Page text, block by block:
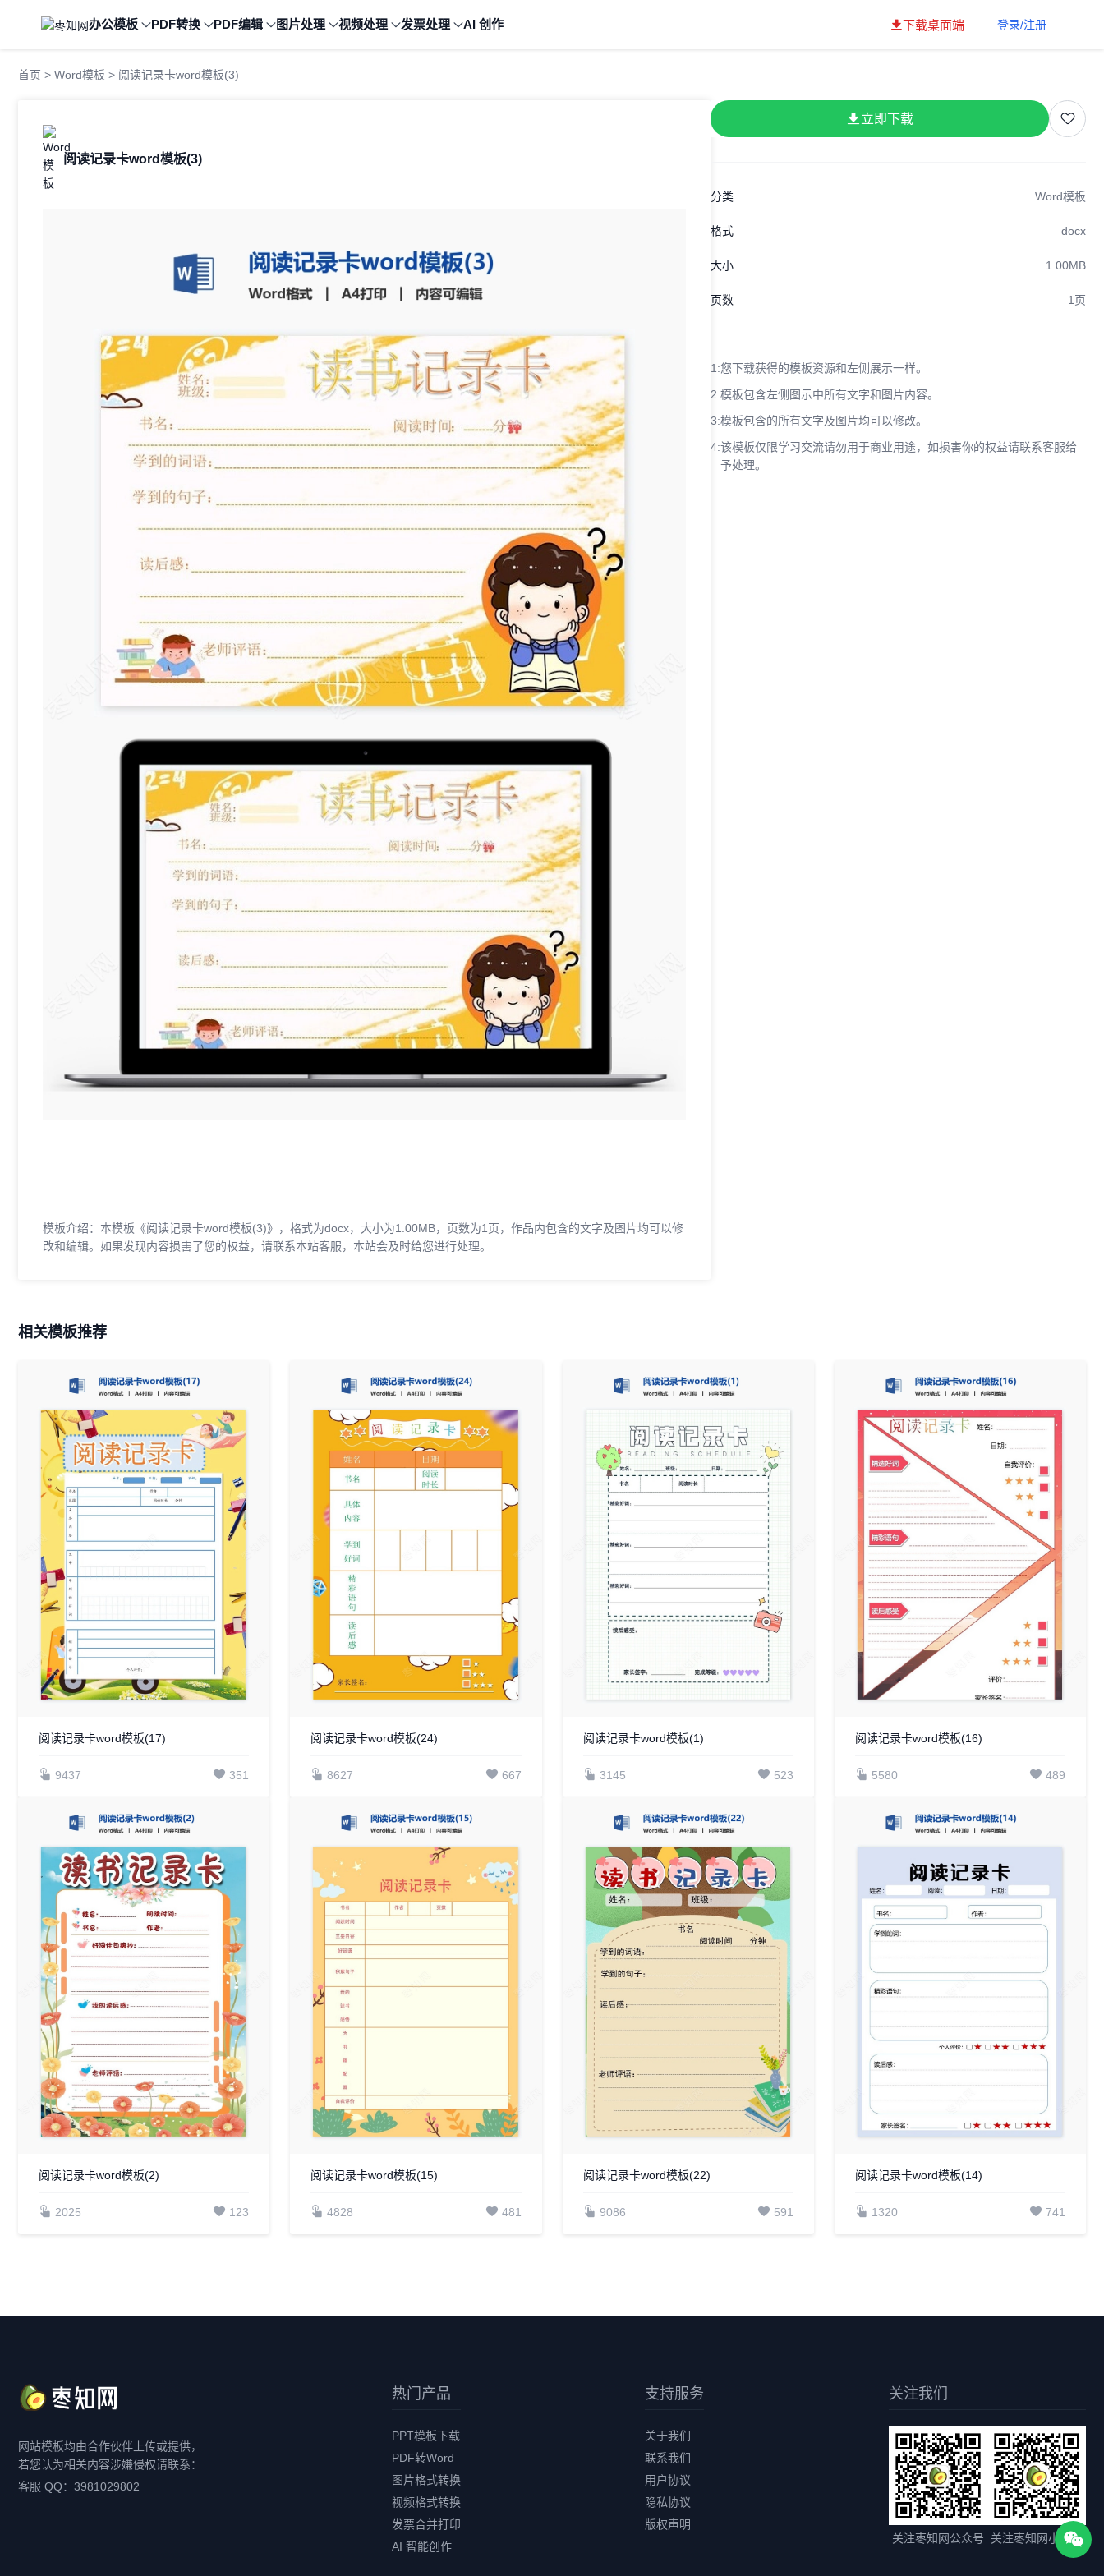
办公模板 PDF转换 PDF编辑 图片处理 视频处理 发票处理 AI 创作 下载桌面端 登录/注册
首页 > Word模板 > 阅读记录卡word模板(3)
阅读记录卡word模板(3)
模板介绍：本模板《阅读记录卡word模板(3)》，格式为docx，大小为1.00MB，页数为1页，作品内包含的文字及图片均可以修
改和编辑。如果发现内容损害了您的权益，请联系本站客服，本站会及时给您进行处理。
立即下载
分类 Word模板
格式 docx
大小 1.00MB
页数 1页
1:您下载获得的模板资源和左侧展示一样。
2:模板包含左侧图示中所有文字和图片内容。
3:模板包含的所有文字及图片均可以修改。
4:该模板仅限学习交流请勿用于商业用途，如损害你的权益请联系客服给
予处理。
相关模板推荐
阅读记录卡word模板(17)
9437 351
阅读记录卡word模板(24)
8627 667
阅读记录卡word模板(1)
3145 523
阅读记录卡word模板(16)
5580 489
阅读记录卡word模板(2)
2025 123
阅读记录卡word模板(15)
4828 481
阅读记录卡word模板(22)
9086 591
阅读记录卡word模板(14)
1320 741
网站模板均由合作伙伴上传或提供，
若您认为相关内容涉嫌侵权请联系：
客服 QQ：3981029802
热门产品
PPT模板下载
PDF转Word
图片格式转换
视频格式转换
发票合并打印
AI 智能创作
支持服务
关于我们
联系我们
用户协议
隐私协议
版权声明
关注我们
关注枣知网公众号 关注枣知网小程序